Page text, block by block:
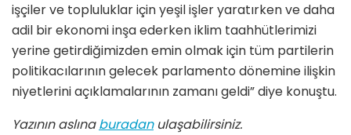
işçiler ve topluluklar için yeşil işler yaratırken ve daha
adil bir ekonomi inşa ederken iklim taahhütlerimizi
yerine getirdiğimizden emin olmak için tüm partilerin
politikacılarının gelecek parlamento dönemine ilişkin
niyetlerini açıklamalarının zamanı geldi” diye konuştu.
Yazının aslınaburadanulaşabilirsiniz.